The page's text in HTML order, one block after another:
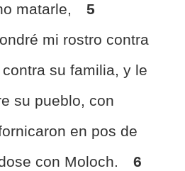
matarle,
5
mi rostro contra
su familia, y le
su pueblo, con
en pos de
con Moloch.
6